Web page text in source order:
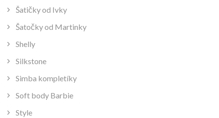
Šatičky od Ivky
Šatočky od Martinky
Shelly
Silkstone
Simba kompletíky
Soft body Barbie
Style